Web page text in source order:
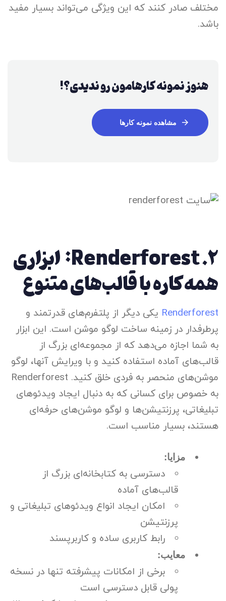
مختلف صادر کنند که این ویژگی می‌تواند بسیار مفید
باشد.
هنوز نمونه کارهامون رو ندیدی؟!
مشاهده نمونه کارها
۲. Renderforest: ابزاری
همه‌کاره با قالب‌های متنوع
Renderforest یکی دیگر از پلتفرم‌های قدرتمند و
پرطرفدار در زمینه ساخت لوگو موشن است. این ابزار
به شما اجازه می‌دهد که از مجموعه‌ای بزرگ از
قالب‌های آماده استفاده کنید و با ویرایش آنها، لوگو
موشن‌های منحصر به فردی خلق کنید. Renderforest
به خصوص برای کسانی که به دنبال ایجاد ویدئوهای
تبلیغاتی، پرزنتیشن‌ها و لوگو موشن‌های حرفه‌ای
هستند، بسیار مناسب است.
مزایا:
دسترسی به کتابخانه‌ای بزرگ از
قالب‌های آماده
امکان ایجاد انواع ویدئوهای تبلیغاتی و
پرزنتیشن
رابط کاربری ساده و کاربرپسند
معایب:
برخی از امکانات پیشرفته تنها در نسخه
پولی قابل دسترسی است